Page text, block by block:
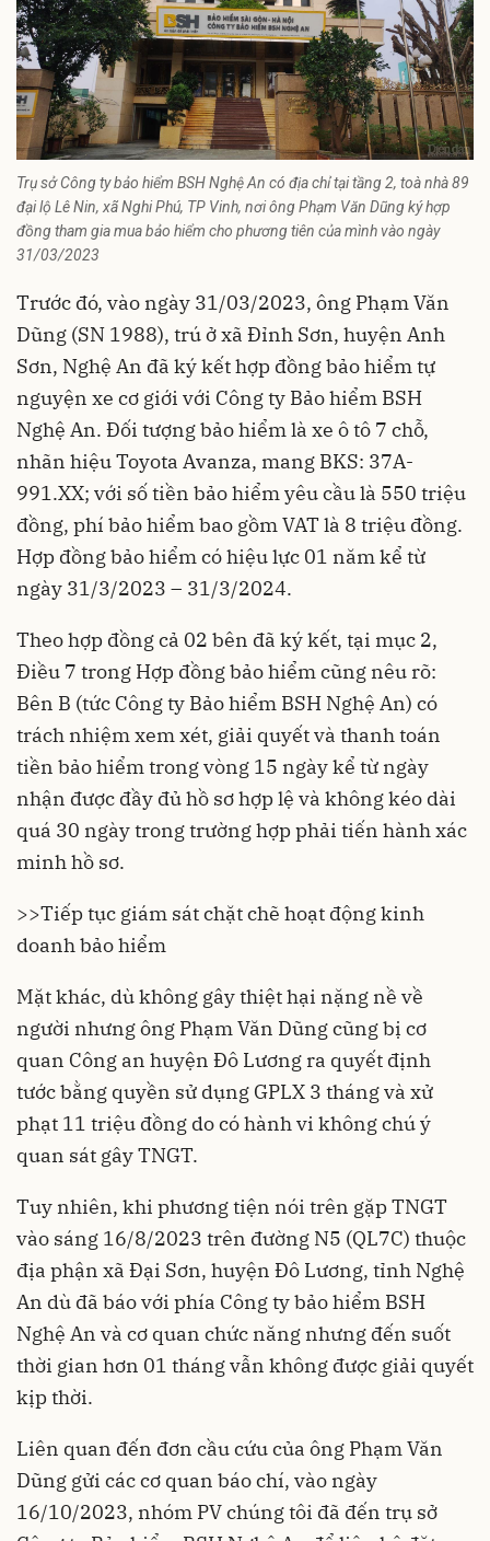
Trụ sở Công ty bảo hiểm BSH Nghệ An có địa chỉ tại tầng 2, toà nhà 89
đại lộ Lê Nin, xã Nghi Phú, TP Vinh, nơi ông Phạm Văn Dũng ký hợp
đồng tham gia mua bảo hiểm cho phương tiên của mình vào ngày
31/03/2023
Trước đó, vào ngày 31/03/2023, ông Phạm Văn
Dũng (SN 1988), trú ở xã Đỉnh Sơn, huyện Anh
Sơn, Nghệ An đã ký kết hợp đồng bảo hiểm tự
nguyện xe cơ giới với Công ty Bảo hiểm BSH
Nghệ An. Đối tượng bảo hiểm là xe ô tô 7 chỗ,
nhãn hiệu Toyota Avanza, mang BKS: 37A-
991.XX; với số tiền bảo hiểm yêu cầu là 550 triệu
đồng, phí bảo hiểm bao gồm VAT là 8 triệu đồng.
Hợp đồng bảo hiểm có hiệu lực 01 năm kể từ
ngày 31/3/2023 – 31/3/2024.
Theo hợp đồng cả 02 bên đã ký kết, tại mục 2,
Điều 7 trong Hợp đồng bảo hiểm cũng nêu rõ:
Bên B (tức Công ty Bảo hiểm BSH Nghệ An) có
trách nhiệm xem xét, giải quyết và thanh toán
tiền bảo hiểm trong vòng 15 ngày kể từ ngày
nhận được đầy đủ hồ sơ hợp lệ và không kéo dài
quá 30 ngày trong trường hợp phải tiến hành xác
minh hồ sơ.
>>Tiếp tục giám sát chặt chẽ hoạt động kinh
doanh bảo hiểm
Mặt khác, dù không gây thiệt hại nặng nề về
người nhưng ông Phạm Văn Dũng cũng bị cơ
quan Công an huyện Đô Lương ra quyết định
tước bằng quyền sử dụng GPLX 3 tháng và xử
phạt 11 triệu đồng do có hành vi không chú ý
quan sát gây TNGT.
Tuy nhiên, khi phương tiện nói trên gặp TNGT
vào sáng 16/8/2023 trên đường N5 (QL7C) thuộc
địa phận xã Đại Sơn, huyện Đô Lương, tỉnh Nghệ
An dù đã báo với phía Công ty bảo hiểm BSH
Nghệ An và cơ quan chức năng nhưng đến suốt
thời gian hơn 01 tháng vẫn không được giải quyết
kịp thời.
Liên quan đến đơn cầu cứu của ông Phạm Văn
Dũng gửi các cơ quan báo chí, vào ngày
16/10/2023, nhóm PV chúng tôi đã đến trụ sở